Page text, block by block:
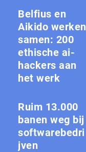
Belfius en
Aikido werken
samen: 200
ethische ai-
hackers aan
het werk
Ruim 13.000
banen weg bij
softwarebedri
jven